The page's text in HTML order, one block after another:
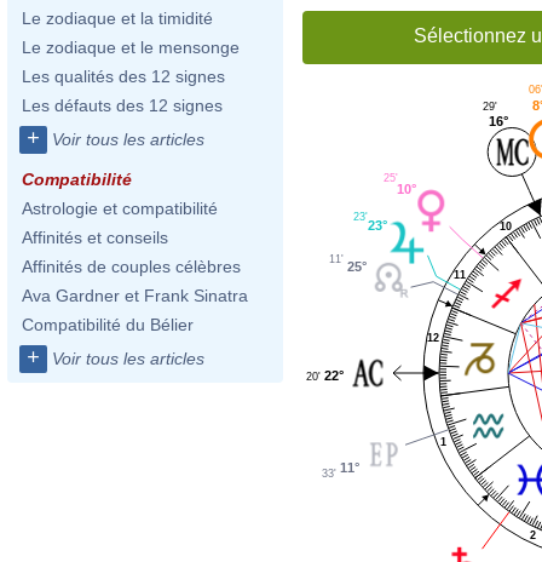
Le zodiaque et la timidité
Le zodiaque et le mensonge
Les qualités des 12 signes
Les défauts des 12 signes
+ Voir tous les articles
Compatibilité
Astrologie et compatibilité
Affinités et conseils
Affinités de couples célèbres
Ava Gardner et Frank Sinatra
Compatibilité du Bélier
+ Voir tous les articles
Sélectionnez
1
2
10
11
12
16°
29'
10°
25'
23°
23'
25°
11'
22°
20'
11°
33'